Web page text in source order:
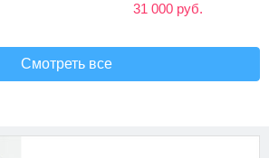
31 000 руб.
Смотреть все